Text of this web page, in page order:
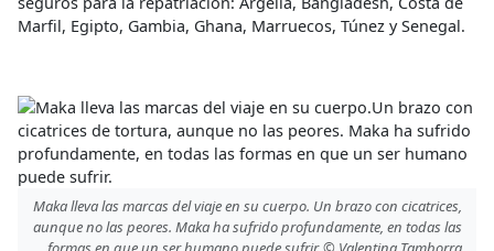
Marfil, Egipto, Gambia, Ghana, Marruecos, Túnez y Senegal.
Maka lleva las marcas del viaje en su cuerpo. Un brazo con cicatrices,
aunque no las peores. Maka ha sufrido profundamente, en todas las